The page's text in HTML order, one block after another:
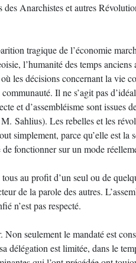
Anarchistes et autres
tragique de l’économie
l’humanité des temps anciens
les décisions concernant la vie
Il ne s’agit pas
et d’assembléisme sont issues
Sahlius). Les rebelles et les
simplement, parce qu’elle est la
fonctionner sur un mode
au profit d’un seul ou de
de la parole des autres.
n’est pas respecté.
seulement le mandaté est
délégation est limitée, dans le